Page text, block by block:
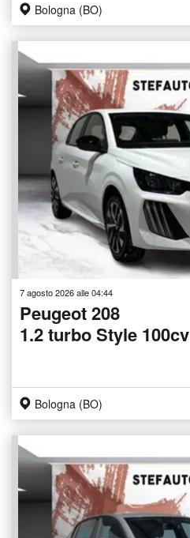
Bologna (BO)
7 agosto 2026 alle 04:44
Peugeot 208
1.2 turbo Style 100cv
Bologna (BO)